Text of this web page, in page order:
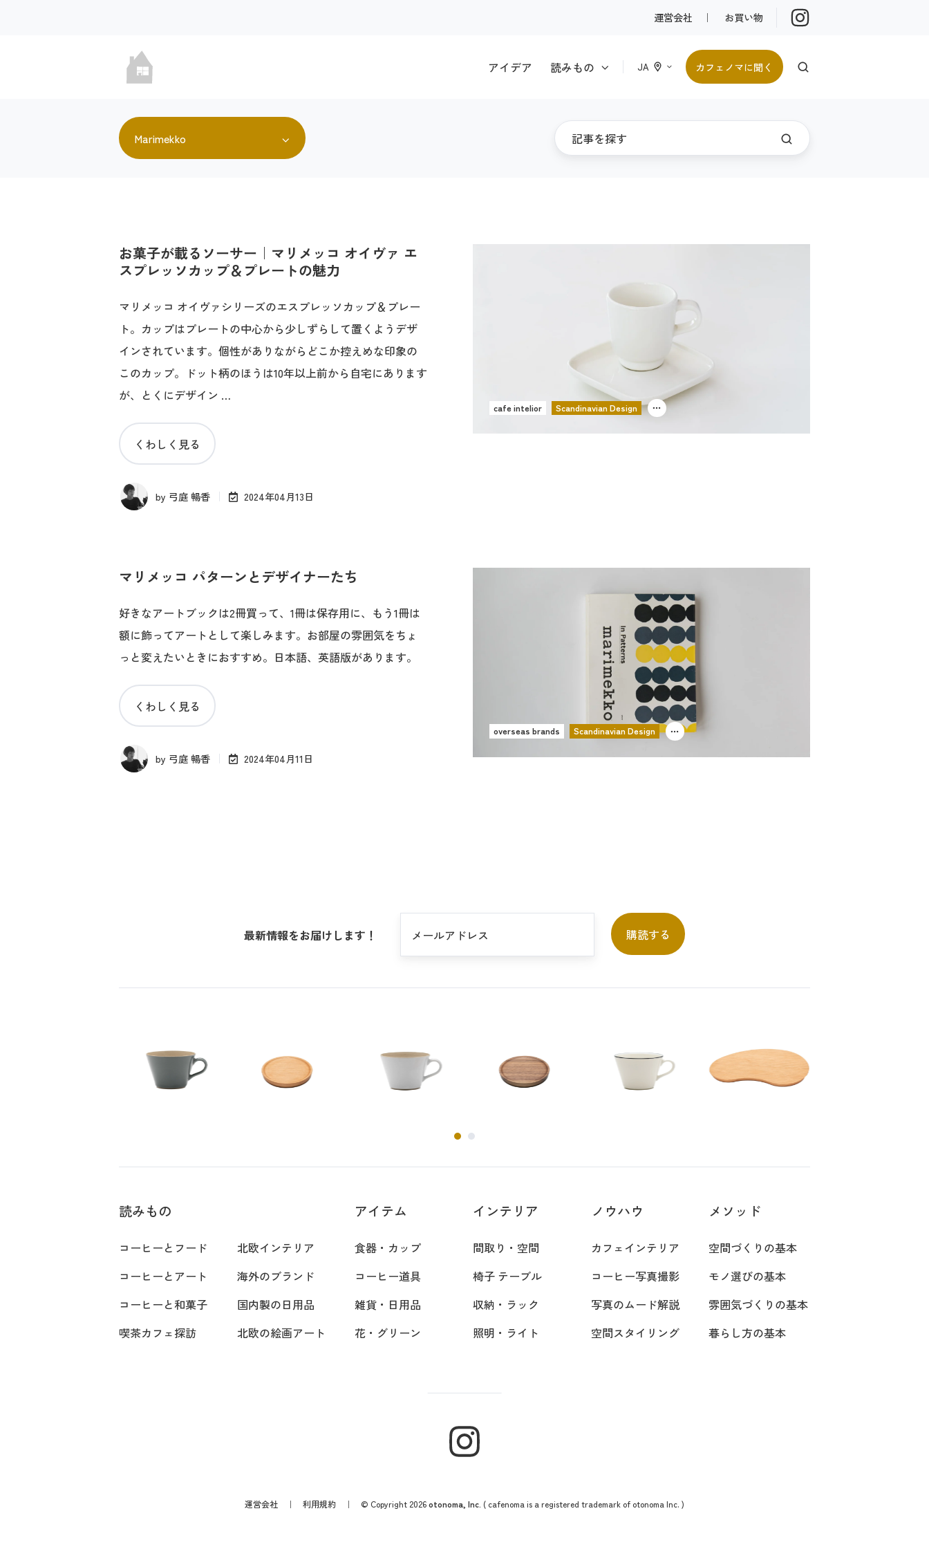
運営会社 ｜ お買い物
アイデア 読みもの JA カフェノマに聞く
Marimekko
お菓子が載るソーサー｜マリメッコ オイヴァ エ
スプレッソカップ＆プレートの魅力
マリメッコ オイヴァシリーズのエスプレッソカップ＆プレー
ト。カップはプレートの中心から少しずらして置くようデザ
インされています。個性がありながらどこか控えめな印象の
このカップ。ドット柄のほうは10年以上前から自宅にあります
が、とくにデザイン …
くわしく見る
by 弓庭 暢香 2024年04月13日
cafe intelior Scandinavian Design
マリメッコ パターンとデザイナーたち
好きなアートブックは2冊買って、1冊は保存用に、もう1冊は
額に飾ってアートとして楽しみます。お部屋の雰囲気をちょ
っと変えたいときにおすすめ。日本語、英語版があります。
くわしく見る
by 弓庭 暢香 2024年04月11日
overseas brands Scandinavian Design
最新情報をお届けします！
読みもの
コーヒーとフード
コーヒーとアート
コーヒーと和菓子
喫茶カフェ探訪
北欧インテリア
海外のブランド
国内製の日用品
北欧の絵画アート
アイテム
食器・カップ
コーヒー道具
雑貨・日用品
花・グリーン
インテリア
間取り・空間
椅子 テーブル
収納・ラック
照明・ライト
ノウハウ
カフェインテリア
コーヒー写真撮影
写真のムード解説
空間スタイリング
メソッド
空間づくりの基本
モノ選びの基本
雰囲気づくりの基本
暮らし方の基本
運営会社 ｜ 利用規約 ｜ © Copyright 2026otonoma, Inc. ( cafenoma is a registered trademark of otonoma Inc. )